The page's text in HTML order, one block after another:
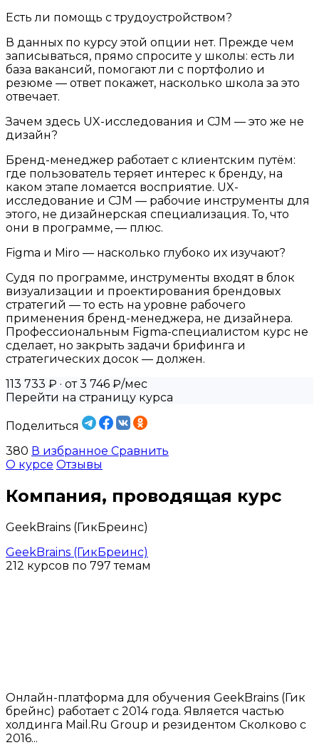
Есть ли помощь с трудоустройством?
В данных по курсу этой опции нет. Прежде чем
записываться, прямо спросите у школы: есть ли
база вакансий, помогают ли с портфолио и
резюме — ответ покажет, насколько школа за это
отвечает.
Зачем здесь UX-исследования и CJM — это же не
дизайн?
Бренд-менеджер работает с клиентским путём:
где пользователь теряет интерес к бренду, на
каком этапе ломается восприятие. UX-
исследование и CJM — рабочие инструменты для
этого, не дизайнерская специализация. То, что
они в программе, — плюс.
Figma и Miro — насколько глубоко их изучают?
Судя по программе, инструменты входят в блок
визуализации и проектирования брендовых
стратегий — то есть на уровне рабочего
применения бренд-менеджера, не дизайнера.
Профессиональным Figma-специалистом курс не
сделает, но закрыть задачи брифинга и
стратегических досок — должен.
113 733 ₽ · от 3 746 ₽/мес
Перейти на страницу курса
Поделиться
380 В избранное Сравнить
О курсе Отзывы
Компания, проводящая курс
GeekBrains (ГикБреинс)
GeekBrains (ГикБреинс)
212 курсов по 797 темам
Онлайн-платформа для обучения GeekBrains (Гик
брейнс) работает с 2014 года. Является частью
холдинга Mail.Ru Group и резидентом Сколково с
2016...